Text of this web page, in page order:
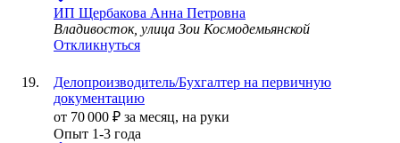
ИП Щербакова Анна Петровна
Владивосток, улица Зои Космодемьянской
Откликнуться
Делопроизводитель/Бухгалтер на первичную
документацию
от 70 000 ₽ за месяц, на руки
Опыт 1-3 года